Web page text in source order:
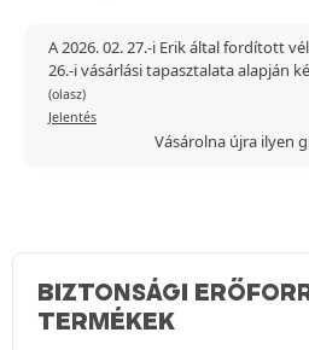
A 2026. 02. 27.-i Erik által fordított
26.-i vásárlási tapasztalata alapján
(olasz)
Jelentés
Vásárolna újra ilyen
BIZTONSÁGI
TERMÉKEK